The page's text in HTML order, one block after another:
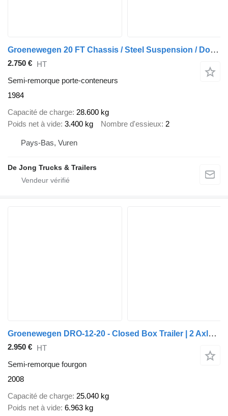
Groenewegen 20 FT Chassis / Steel Suspension / Double Tyres
2.750 € HT
Semi-remorque porte-conteneurs
1984
Capacité de charge 28.600 kg
Poids net à vide 3.400 kg Nombre d'essieux 2
Pays-Bas, Vuren
De Jong Trucks & Trailers
Groenewegen DRO-12-20 - Closed Box Trailer | 2 Axle | BPW Axles | NL Trail
2.950 € HT
Semi-remorque fourgon
2008
Capacité de charge 25.040 kg
Poids net à vide 6.963 kg